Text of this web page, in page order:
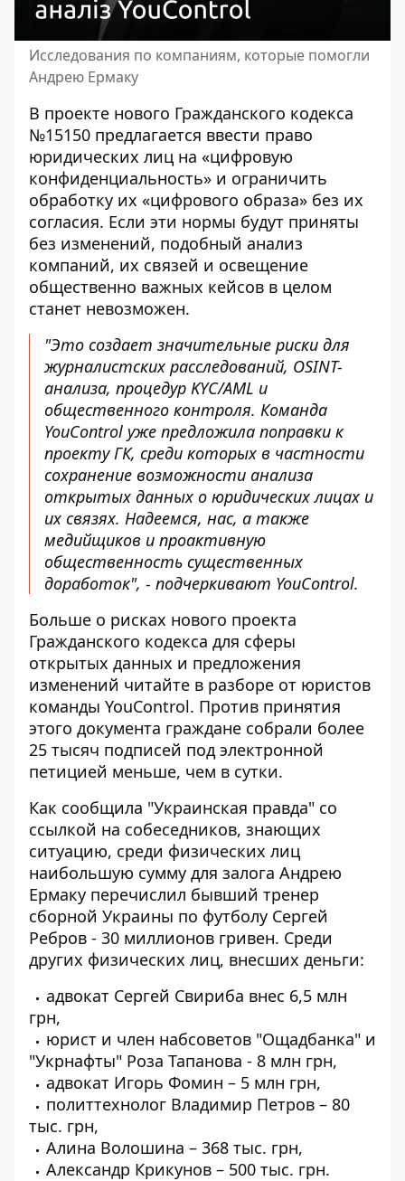
Исследования по компаниям, которые помогли
Андрею Ермаку
В проекте нового Гражданского кодекса
№15150 предлагается ввести право
юридических лиц на «цифровую
конфиденциальность» и ограничить
обработку их «цифрового образа» без их
согласия. Если эти нормы будут приняты
без изменений, подобный анализ
компаний, их связей и освещение
общественно важных кейсов в целом
станет невозможен.
"Это создает значительные риски для
журналистских расследований, OSINT-
анализа, процедур KYC/AML и
общественного контроля. Команда
YouControl уже предложила поправки к
проекту ГК, среди которых в частности
сохранение возможности анализа
открытых данных о юридических лицах и
их связях. Надеемся, нас, а также
медийщиков и проактивную
общественность существенных
доработок", - подчеркивают YouControl.
Больше о рисках нового проекта
Гражданского кодекса для сферы
открытых данных и предложения
изменений читайте в разборе от юристов
команды YouControl. Против принятия
этого документа граждане собрали более
25 тысяч подписей под электронной
петицией меньше, чем в сутки.
Как сообщила "Украинская правда" со
ссылкой на собеседников, знающих
ситуацию, среди физических лиц
наибольшую сумму для залога Андрею
Ермаку перечислил бывший тренер
сборной Украины по футболу Сергей
Ребров - 30 миллионов гривен. Среди
других физических лиц, внесших деньги:
адвокат Сергей Свириба внес 6,5 млн
грн,
юрист и член набсоветов "Ощадбанка" и
"Укрнафты" Роза Тапанова - 8 млн грн,
адвокат Игорь Фомин – 5 млн грн,
политтехнолог Владимир Петров – 80
тыс. грн,
Алина Волошина – 368 тыс. грн,
Александр Крикунов – 500 тыс. грн.